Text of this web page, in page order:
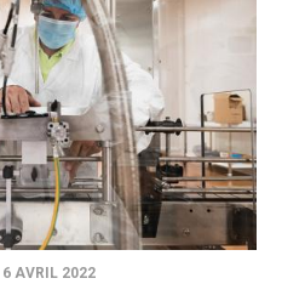
6 AVRIL 2022